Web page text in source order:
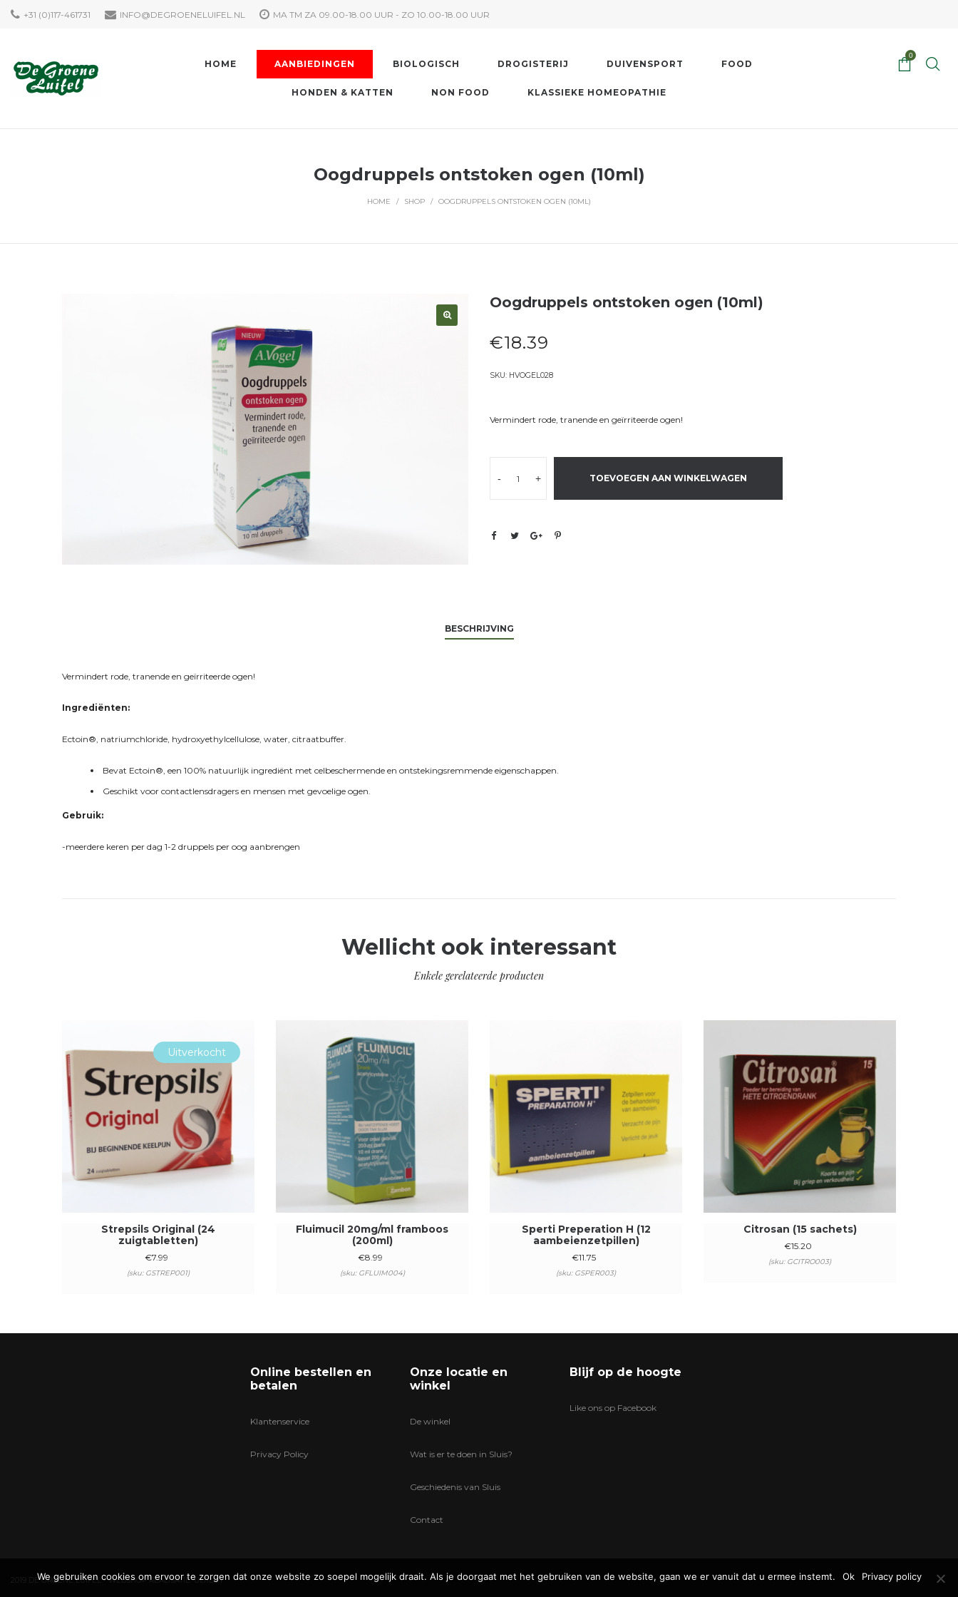
+31 (0)117-461731 INFO@DEGROENELUIFEL.NL MA TM ZA 09.00-18.00 UUR - ZO 10.00-18.00 UUR
HOME AANBIEDINGEN BIOLOGISCH DROGISTERIJ DUIVENSPORT FOOD
HONDEN & KATTEN NON FOOD KLASSIEKE HOMEOPATHIE
0
Oogdruppels ontstoken ogen (10ml)
HOME / SHOP / OOGDRUPPELS ONTSTOKEN OGEN (10ML)
Oogdruppels ontstoken ogen (10ml)
€18.39
SKU: HVOGEL028
Vermindert rode, tranende en geïrriteerde ogen!
- + TOEVOEGEN AAN WINKELWAGEN
BESCHRIJVING
Vermindert rode, tranende en geïrriteerde ogen!
Ingrediënten:
Ectoin®, natriumchloride, hydroxyethylcellulose, water, citraatbuffer.
Bevat Ectoin®, een 100% natuurlijk ingrediënt met celbeschermende en ontstekingsremmende eigenschappen.
Geschikt voor contactlensdragers en mensen met gevoelige ogen.
Gebruik:
-meerdere keren per dag 1-2 druppels per oog aanbrengen
Wellicht ook interessant
Enkele gerelateerde producten
Uitverkocht
Strepsils Original (24
zuigtabletten)
€7.99
(sku: GSTREP001)
Fluimucil 20mg/ml framboos
(200ml)
€8.99
(sku: GFLUIM004)
Sperti Preperation H (12
aambeienzetpillen)
€11.75
(sku: GSPER003)
Citrosan (15 sachets)
€15.20
(sku: GCITRO003)
Online bestellen en
betalen
Klantenservice
Privacy Policy
Onze locatie en
winkel
De winkel
Wat is er te doen in Sluis?
Geschiedenis van Sluis
Contact
Blijf op de hoogte
Like ons op Facebook
2019 DE GROENE LUIFEL - WEBSHOP REALISATIE:ULTILITY
We gebruiken cookies om ervoor te zorgen dat onze website zo soepel mogelijk draait. Als je doorgaat met het gebruiken van de website, gaan we er vanuit dat u ermee instemt. Ok Privacy policy